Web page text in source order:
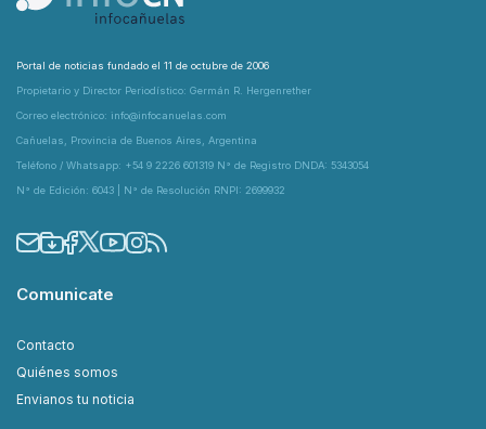
Portal de noticias fundado el 11 de octubre de 2006
Propietario y Director Periodístico: Germán R. Hergenrether
Correo electrónico: info@infocanuelas.com
Cañuelas, Provincia de Buenos Aires, Argentina
Teléfono / Whatsapp: +54 9 2226 601319 N° de Registro DNDA: 5343054
N° de Edición: 6043 | N° de Resolución RNPI: 2699932
Comunicate
Contacto
Quiénes somos
Envianos tu noticia